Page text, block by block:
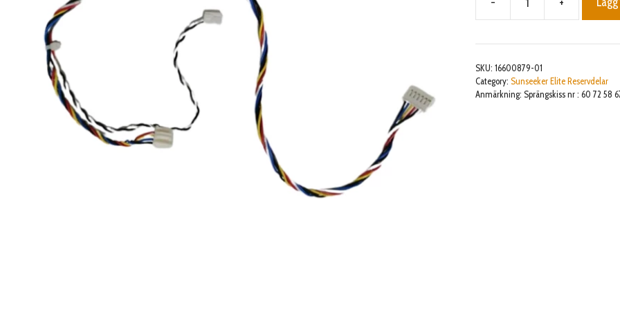
communication
harness
mängd
SKU: 16600879-01
Category: Sunseeker Elite Reservdelar
Anmärkning: Sprängskiss nr : 60 72 58